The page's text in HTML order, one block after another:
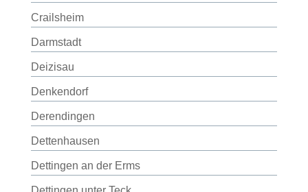
Crailsheim
Darmstadt
Deizisau
Denkendorf
Derendingen
Dettenhausen
Dettingen an der Erms